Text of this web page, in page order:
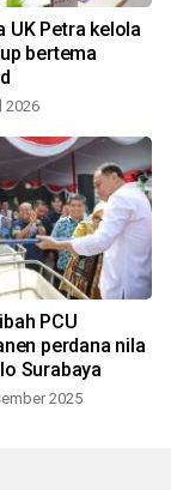
UK Petra kelola
bertema
2026
PCU
perdana nila
Surabaya
2025